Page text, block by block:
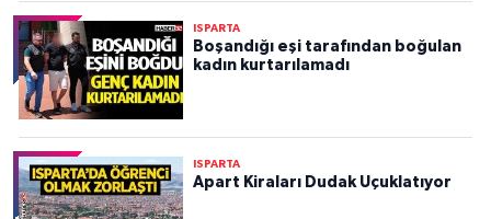
ISPARTA
Boşandığı eşi tarafından boğulan
kadın kurtarılamadı
ISPARTA
Apart Kiraları Dudak Uçuklatıyor